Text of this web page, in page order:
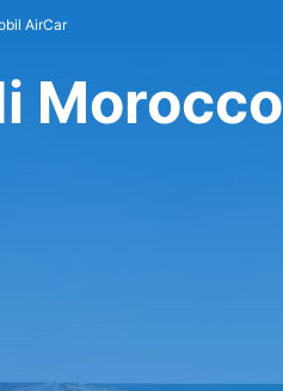
AirCar
Morocco